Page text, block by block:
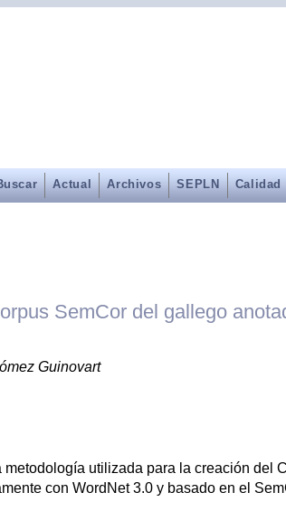
Actual Archivos SEPLN Calidad
SemCor del gallego
Guinovart
utilizada para la creación del
con WordNet 3.0 y basado en el